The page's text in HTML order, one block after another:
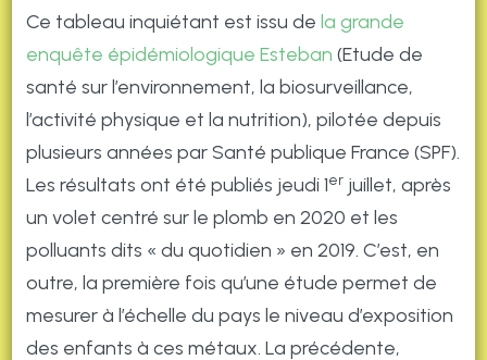
Ce tableau inquiétant est issu de la grande
enquête épidémiologique Esteban (Etude de
santé sur l’environnement, la biosurveillance,
l’activité physique et la nutrition), pilotée depuis
plusieurs années par Santé publique France (SPF).
Les résultats ont été publiés jeudi 1erjuillet, après
un volet centré sur le plomb en 2020 et les
polluants dits « du quotidien » en 2019. C’est, en
outre, la première fois qu’une étude permet de
mesurer à l’échelle du pays le niveau d’exposition
des enfants à ces métaux. La précédente,